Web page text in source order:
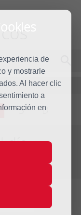
de
y mostrarle
Al hacer clic
a
en
S D
día